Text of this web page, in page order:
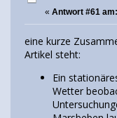
« Antwort #61 am:
eine kurze
Artikel steht:
Ein
Wetter